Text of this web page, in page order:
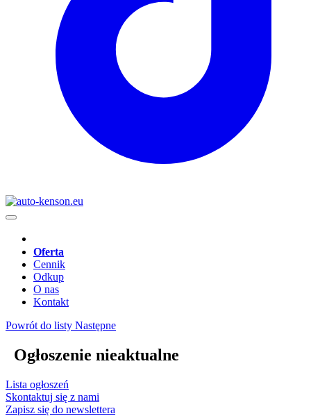
Oferta
Cennik
Odkup
O nas
Kontakt
Powrót do listy Następne
Ogłoszenie nieaktualne
Lista ogłoszeń
Skontaktuj się z nami
Zapisz się do newslettera